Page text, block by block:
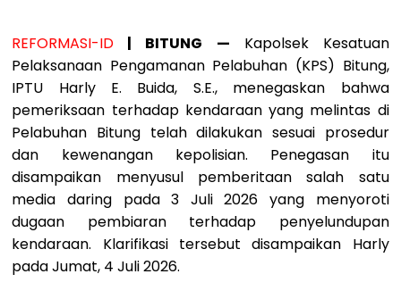
REFORMASI-ID | BITUNG — Kapolsek Kesatuan
Pelaksanaan Pengamanan Pelabuhan (KPS) Bitung,
IPTU Harly E. Buida, S.E., menegaskan bahwa
pemeriksaan terhadap kendaraan yang melintas di
Pelabuhan Bitung telah dilakukan sesuai prosedur
dan kewenangan kepolisian. Penegasan itu
disampaikan menyusul pemberitaan salah satu
media daring pada 3 Juli 2026 yang menyoroti
dugaan pembiaran terhadap penyelundupan
kendaraan. Klarifikasi tersebut disampaikan Harly
pada Jumat, 4 Juli 2026.